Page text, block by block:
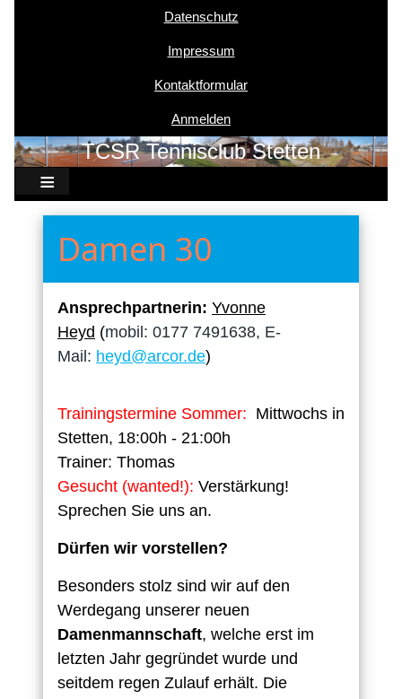
Benutzermenü
Datenschutz
Impressum
Kontaktformular
Anmelden
TCSR Tennisclub Stetten
Damen 30
Ansprechpartnerin: Yvonne
Heyd (mobil: 0177 7491638, E-
Mail: heyd@arcor.de)
Trainingstermine Sommer: Mittwochs in
Stetten, 18:00h - 21:00h
Trainer: Thomas
Gesucht (wanted!): Verstärkung!
Sprechen Sie uns an.
Dürfen wir vorstellen?
Besonders stolz sind wir auf den
Werdegang unserer neuen
Damenmannschaft, welche erst im
letzten Jahr gegründet wurde und
seitdem regen Zulauf erhält. Die